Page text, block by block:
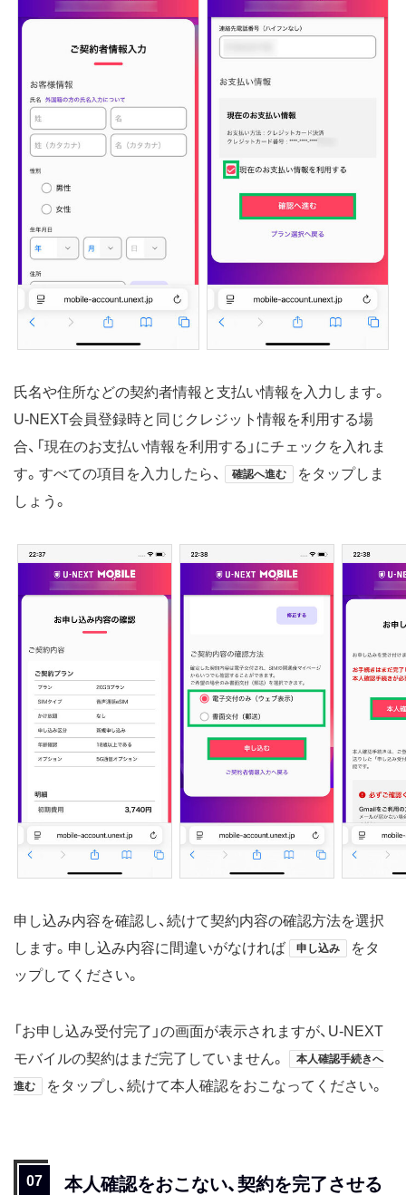
氏名や住所などの契約者情報と支払い情報を入力します。
U-NEXT会員登録時と同じクレジット情報を利用する場
合、「現在のお支払い情報を利用する」にチェックを入れま
す。すべての項目を入力したら、
確認へ進む
をタップしま
しょう。
申し込み内容を確認し、続けて契約内容の確認方法を選択
します。申し込み内容に間違いがなければ
申し込み
をタ
ップしてください。
「お申し込み受付完了」の画面が表示されますが、U-NEXT
モバイルの契約はまだ完了していません。
本人確認手続きへ
進む をタップし、続けて本人確認をおこなってください。
本人確認をおこない、契約を完了させる